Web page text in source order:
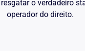
o verdadeiro
operador do direito.